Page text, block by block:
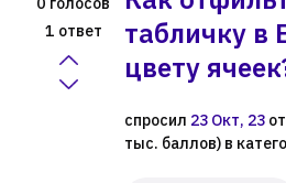
1 ответ
табличку в
цвету
спросил 23 Окт, 23 от
тыс. баллов) в